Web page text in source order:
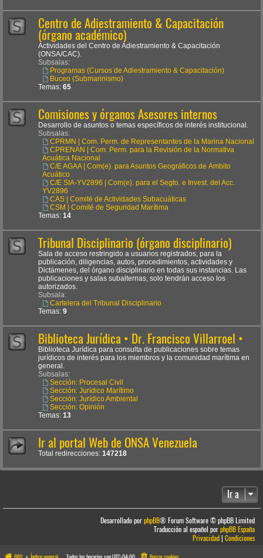
Centro de Adiestramiento & Capacitación
(órgano académico)
Actividades del Centro de Adiestramiento & Capacitación
(ONSA/CAC).
Subsalas:
Programas (Cursos de Adiestramiento & Capacitación)
Buceo (Submarinismo)
Temas: 65
Comisiones y órganos Asesores internos
Desarrollo de asuntos o temas específicos de interés institucional.
Subsalas:
CPRMN | Com. Perm. de Representantes de la Marina Nacional
CPRENAN | Com. Perm. para la Revisión de la Normativa
Acuática Nacional
C/E AGAA | Com(e). para Asuntos Geográficos de Ámbito
Acuático
C/E SIA-YV2896 | Com(e). para el Segto. e Invest. del Acc.
YV2896
CAS | Comité de Actividades Subacuáticas
CSM | Comité de Seguridad Marítima
Temas: 14
Tribunal Disciplinario (órgano disciplinario)
Sala de acceso restringido a usuarios registrados, para la
publicación, diligencias, autos, procedimientos, actividades y
Dictámenes, del órgano disciplinario en todas sus instancias. Las
publicaciones y salas subalternas, solo tendrán acceso los
autorizados.
Subsala:
Cartelera del Tribunal Disciplinario
Temas: 9
Biblioteca Jurídica • Dr. Francisco Villarroel •
Biblioteca Jurídica para consulta de publicaciones sobre temas
jurídicos de interés para los miembros y la comunidad marítima en
general.
Subsalas:
Sección: Procesal Civil
Sección: Jurídico Marítimo
Sección: Jurídico Ambiental
Sección: Opinión
Temas: 13
Ir al portal Web de ONSA Venezuela
Total redirecciones: 147218
Ir a
Desarrollado porphpBB® Forum Software © phpBB Limited
Traducción al español porphpBB España
Privacidad|Condiciones